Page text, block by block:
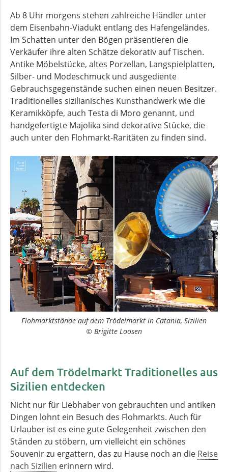
Ab 8 Uhr morgens stehen zahlreiche Händler unter
dem Eisenbahn-Viadukt entlang des Hafengeländes.
Im Schatten unter den Bögen präsentieren die
Verkäufer ihre alten Schätze dekorativ auf Tischen.
Antike Möbelstücke, altes Porzellan, Langspielplatten,
Silber- und Modeschmuck und ausgediente
Gebrauchsgegenstände suchen einen neuen Besitzer.
Traditionelles sizilianisches Kunsthandwerk wie die
Keramikköpfe, auch Testa di Moro genannt, und
handgefertigte Majolika sind dekorative Stücke, die
auch unter den Flohmarkt-Raritäten zu finden sind.
Flohmarktstände auf dem Trödelmarkt in Catania, Sizilien
© Brigitte Loosen
Auf dem Trödelmarkt Traditionelles aus
Sizilien entdecken
Nicht nur für Liebhaber von gebrauchten und antiken
Dingen lohnt ein Besuch des Flohmarkts. Auch für
Urlauber ist es eine gute Gelegenheit zwischen den
Ständen zu stöbern, um vielleicht ein schönes
Souvenir zu ergattern, das zu Hause noch an die Reise
nach Sizilien erinnern wird.